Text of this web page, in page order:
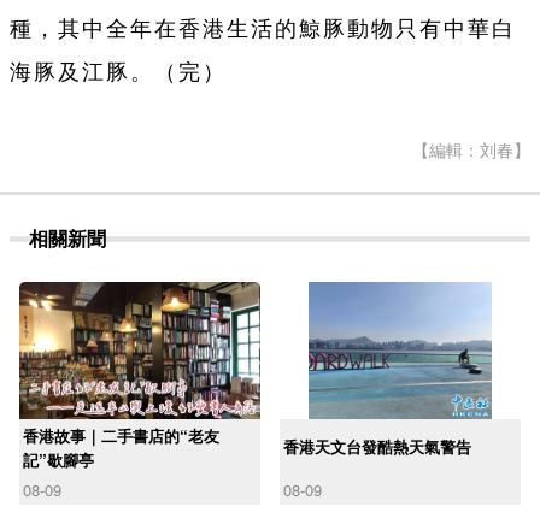
種，其中全年在香港生活的鯨豚動物只有中華白
海豚及江豚。（完）
【編輯：刘春】
相關新聞
香港故事｜二手書店的“老友
記”歇腳亭
08-09
香港天文台發酷熱天氣警告
08-09